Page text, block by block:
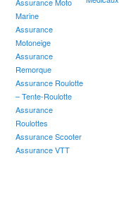
Marine
Assurance
Motoneige
Assurance
Remorque
Assurance Roulotte
– Tente-Roulotte
Assurance
Roulottes
Assurance Scooter
Assurance VTT